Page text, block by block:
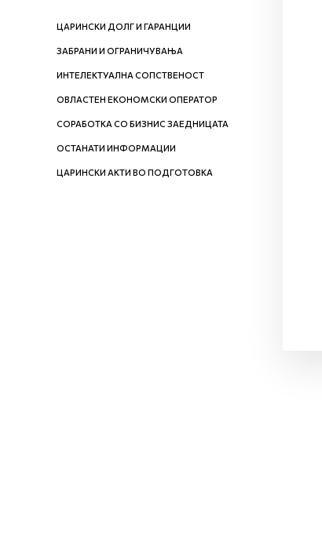
ЦАРИНСКИ ДОЛГ И ГАРАНЦИИ
ЗАБРАНИ И ОГРАНИЧУВАЊА
ИНТЕЛЕКТУАЛНА СОПСТВЕНОСТ
ОВЛАСТЕН ЕКОНОМСКИ ОПЕРАТОР
СОРАБОТКА СО БИЗНИС ЗАЕДНИЦАТА
ОСТАНАТИ ИНФОРМАЦИИ
ЦАРИНСКИ АКТИ ВО ПОДГОТОВКА